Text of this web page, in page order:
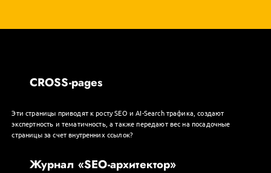
CROSS-pages
Эти страницы приводят к росту SEO и AI-Search трафика, создают
экспертность и тематичность, а также передают вес на посадочные
страницы за счет внутренних ссылок?
Журнал «SEO-архитектор»